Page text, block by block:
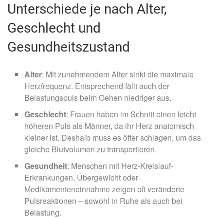
Unterschiede je nach Alter,
Geschlecht und
Gesundheitszustand
Alter: Mit zunehmendem Alter sinkt die maximale
Herzfrequenz. Entsprechend fällt auch der
Belastungspuls beim Gehen niedriger aus.
Geschlecht: Frauen haben im Schnitt einen leicht
höheren Puls als Männer, da ihr Herz anatomisch
kleiner ist. Deshalb muss es öfter schlagen, um das
gleiche Blutvolumen zu transportieren.
Gesundheit: Menschen mit Herz-Kreislauf-
Erkrankungen, Übergewicht oder
Medikamenteneinnahme zeigen oft veränderte
Pulsreaktionen – sowohl in Ruhe als auch bei
Belastung.